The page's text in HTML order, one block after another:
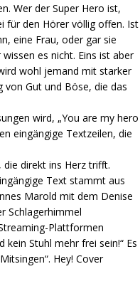
Wer der Super Hero ist,
für den Hörer völlig offen. Ist
eine Frau, oder gar sie
wissen es nicht. Eins ist aber
wohl jemand mit starker
von Gut und Böse, die das
wird, „You are my hero
eingängige Textzeilen, die
direkt ins Herz trifft.
Text stammt aus
Marold mit dem Denise
Schlagerhimmel
Plattformen
kein Stuhl mehr frei sein!“ Es
Hey! Cover